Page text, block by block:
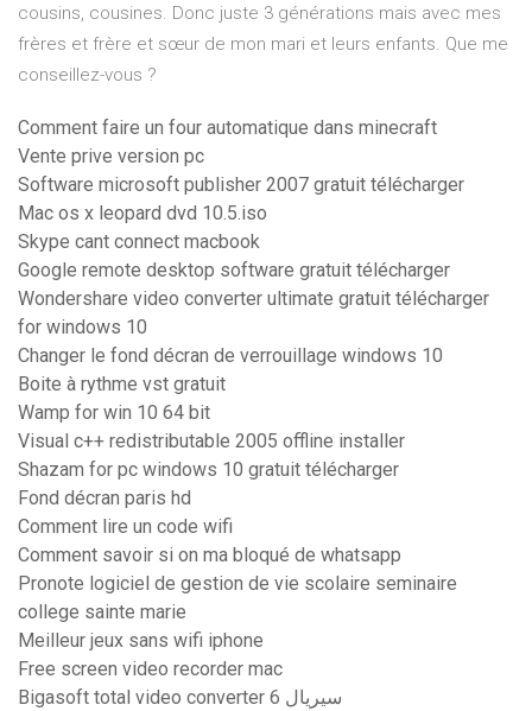
cousins, cousines. Donc juste 3 générations mais avec mes
frères et frère et sœur de mon mari et leurs enfants. Que me
conseillez-vous ?
Comment faire un four automatique dans minecraft
Vente prive version pc
Software microsoft publisher 2007 gratuit télécharger
Mac os x leopard dvd 10.5.iso
Skype cant connect macbook
Google remote desktop software gratuit télécharger
Wondershare video converter ultimate gratuit télécharger
for windows 10
Changer le fond décran de verrouillage windows 10
Boite à rythme vst gratuit
Wamp for win 10 64 bit
Visual c++ redistributable 2005 offline installer
Shazam for pc windows 10 gratuit télécharger
Fond décran paris hd
Comment lire un code wifi
Comment savoir si on ma bloqué de whatsapp
Pronote logiciel de gestion de vie scolaire seminaire
college sainte marie
Meilleur jeux sans wifi iphone
Free screen video recorder mac
Bigasoft total video converter 6 سيريال